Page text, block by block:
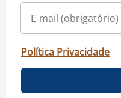
Política Privacidade